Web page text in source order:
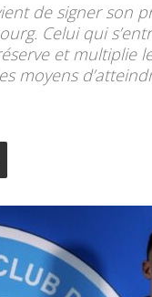
de signer son
Celui qui
et multiplie
moyens